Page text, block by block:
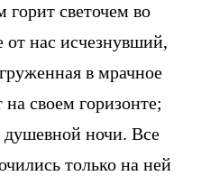
светочем во
нас исчезнувший,
в мрачное
своем горизонте;
душевной ночи. Все
только на ней